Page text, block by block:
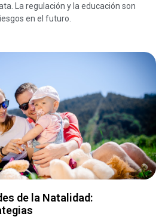
La regulación y la educación son
en el futuro.
de la Natalidad: